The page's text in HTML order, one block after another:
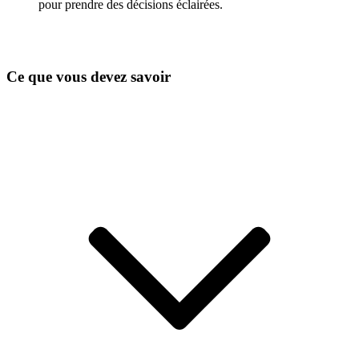
pour prendre des décisions éclairées.